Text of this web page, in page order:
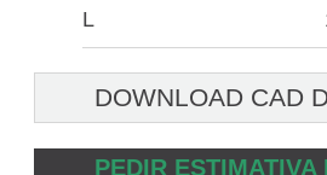
L
DOWNLOAD CAD
PEDIR ESTIMATIVA